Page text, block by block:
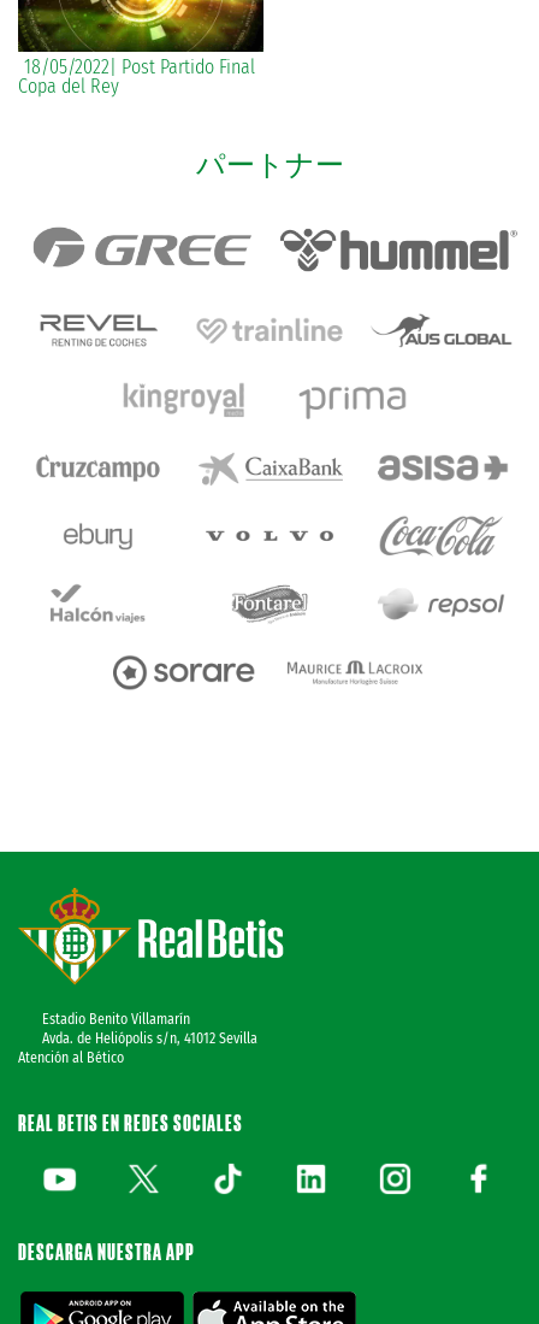
18/05/2022| Post Partido Final
Copa del Rey
パートナー
Estadio Benito Villamarín
Avda. de Heliópolis s/n, 41012 Sevilla
Atención al Bético
REAL BETIS EN REDES SOCIALES
DESCARGA NUESTRA APP